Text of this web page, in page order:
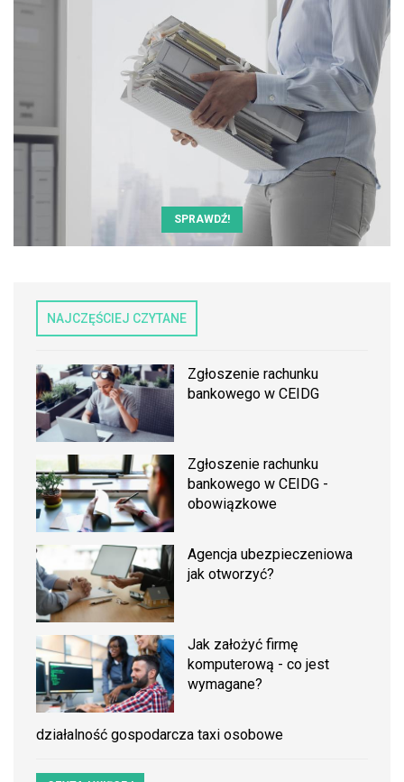
SPRAWDŹ!
NAJCZĘŚCIEJ CZYTANE
Zgłoszenie rachunku
bankowego w CEIDG
Zgłoszenie rachunku
bankowego w CEIDG -
obowiązkowe
Agencja ubezpieczeniowa
jak otworzyć?
Jak założyć firmę
komputerową - co jest
wymagane?
działalność gospodarcza taxi osobowe